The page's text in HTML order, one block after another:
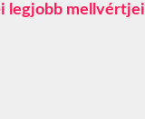
legjobb mellvértjei